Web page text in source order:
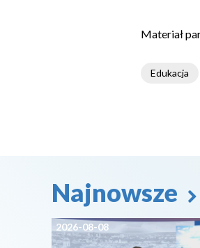
Materiał
Edukacja
Najnowsze
2026-08-08